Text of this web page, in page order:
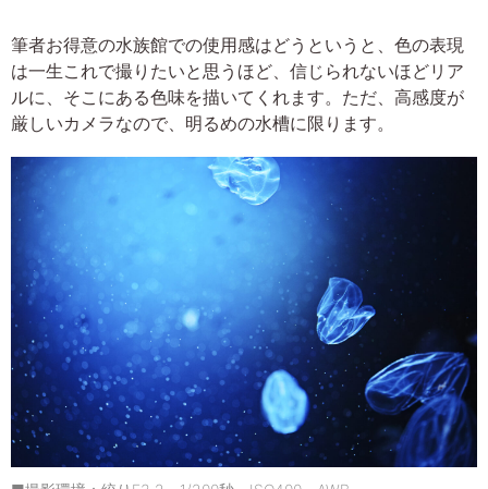
筆者お得意の水族館での使用感はどうというと、色の表現
は一生これで撮りたいと思うほど、信じられないほどリア
ルに、そこにある色味を描いてくれます。ただ、高感度が
厳しいカメラなので、明るめの水槽に限ります。